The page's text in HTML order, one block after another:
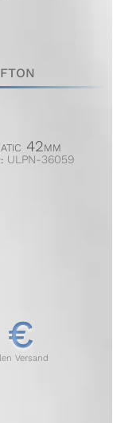
42mm
ULPN-36059
€
Versand